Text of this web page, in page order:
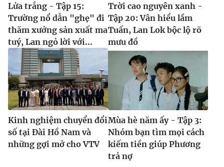
Lửa trắng - Tập 15:
Trường nổ dẫn "ghẹ" đi
thăm xưởng sản xuất ma
tuý, Lan ngỏ lời với...
Trời cao nguyên xanh -
Tập 20: Vân hiểu lầm
Tuấn, Lan Lok bộc lộ rõ
mưu đồ
Kinh nghiệm chuyển đổi
số tại Đài Hồ Nam và
những gợi mở cho VTV
Mùa hè năm ấy - Tập 3:
Nhóm bạn tìm mọi cách
kiếm tiền giúp Phương
trả nợ